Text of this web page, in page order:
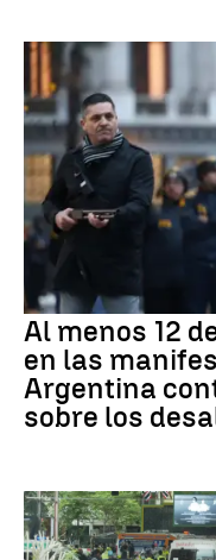
Al menos 12
en las
Argentina
sobre los